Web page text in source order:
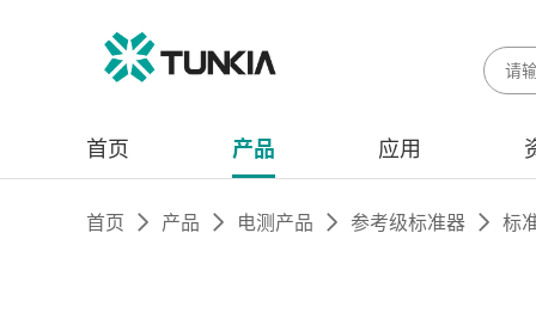
首页 产品 应用
首页 产品 电测产品 参考级标准器 标